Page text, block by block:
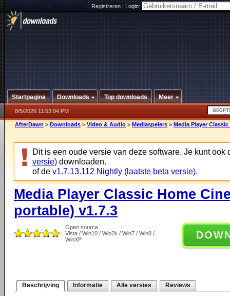
Registreren|Login:
Startpagina Downloads Top downloads Meer
8/5/2026 11:53:04 PM
AfterDawn > Downloads > Video & Audio > Mediaspelers > Media Player
Dit is een oude versie van deze software. Je kunt ook
versie) downloaden.
of de v1.7.13.112 Nightly (laatste beta versie).
Media Player Classic Home
portable) v1.7.3
Open source
Vista / Win10 / Win2k / Win7 / Win8 /
WinXP
Beschrijving Informatie Alle versies Reviews